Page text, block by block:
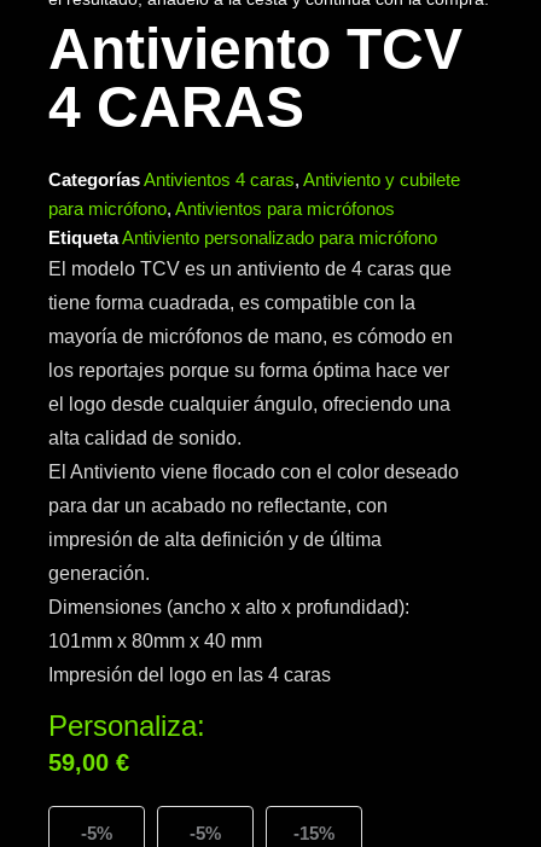
Antiviento TCV
4 CARAS
Categorías Antivientos 4 caras,Antiviento y cubilete
para micrófono,Antivientos para micrófonos
EtiquetaAntiviento personalizado para micrófono
El modelo TCV es un antiviento de 4 caras que
tiene forma cuadrada, es compatible con la
mayoría de micrófonos de mano, es cómodo en
los reportajes porque su forma óptima hace ver
el logo desde cualquier ángulo, ofreciendo una
alta calidad de sonido.
El Antiviento viene flocado con el color deseado
para dar un acabado no reflectante, con
impresión de alta definición y de última
generación.
Dimensiones (ancho x alto x profundidad):
101mm x 80mm x 40 mm
Impresión del logo en las 4 caras
Personaliza:
59,00€
-5%
-5%
-15%
Antiviento